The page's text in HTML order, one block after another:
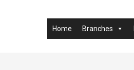
Home Branches